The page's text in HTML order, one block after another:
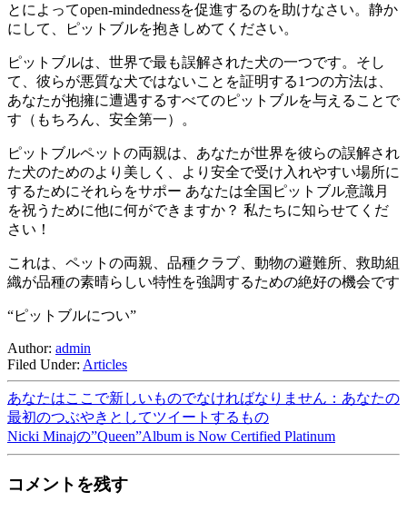
とによってopen-mindednessを促進するのを助けなさい。静か
にして、ピットブルを抱きしめてください。
ピットブルは、世界で最も誤解された犬の一つです。そし
て、彼らが悪質な犬ではないことを証明する1つの方法は、
あなたが抱擁に遭遇するすべてのピットブルを与えることで
す（もちろん、安全第一）。
ピットブルペットの両親は、あなたが世界を彼らの誤解され
た犬のためのより美しく、より安全で受け入れやすい場所に
するためにそれらをサポー あなたは全国ピットブル意識月
を祝うために他に何ができますか？ 私たちに知らせてくだ
さい！
これは、ペットの両親、品種クラブ、動物の避難所、救助組
織が品種の素晴らしい特性を強調するための絶好の機会です
“ピットブルについ”
Author: admin
Filed Under: Articles
あなたはここで新しいものでなければなりません：あなたの
最初のつぶやきとしてツイートするもの
Nicki Minajの”Queen”Album is Now Certified Platinum
コメントを残す